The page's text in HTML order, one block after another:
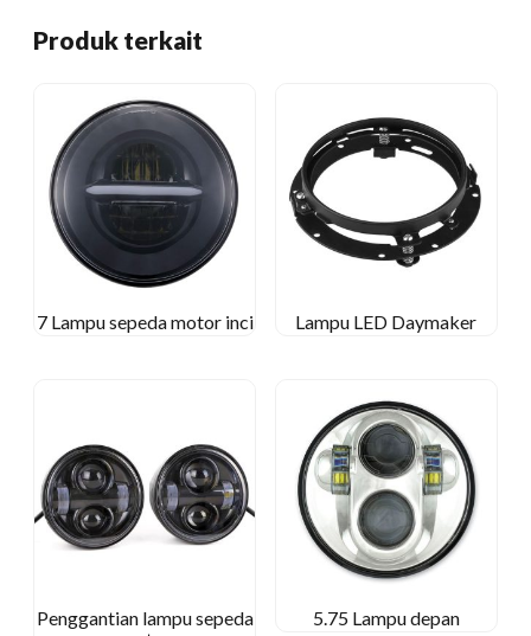
Produk terkait
7 Lampu sepeda motor inci Lampu LED Daymaker
Penggantian lampu sepeda
5.75 Lampu depan